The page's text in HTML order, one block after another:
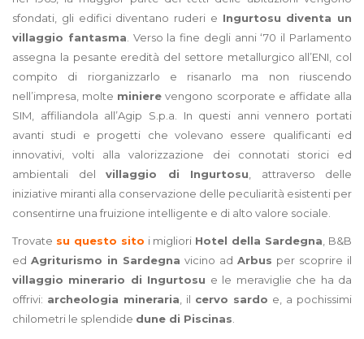
sfondati, gli edifici diventano ruderi e Ingurtosu diventa un
villaggio fantasma . Verso la fine degli anni ‘70 il Parlamento
assegna la pesante eredità del settore metallurgico all’ENI, col
compito di riorganizzarlo e risanarlo ma non riuscendo
nell’impresa, molte miniere vengono scorporate e affidate alla
SIM, affiliandola all’Agip S.p.a. In questi anni vennero portati
avanti studi e progetti che volevano essere qualificanti ed
innovativi, volti alla valorizzazione dei connotati storici ed
ambientali del villaggio di Ingurtosu , attraverso delle
iniziative miranti alla conservazione delle peculiarità esistenti per
consentirne una fruizione intelligente e di alto valore sociale.
Trovate su questo sito i migliori Hotel della Sardegna , B&B
ed Agriturismo in Sardegna vicino ad Arbus per scoprire il
villaggio minerario di Ingurtosu e le meraviglie che ha da
offrivi: archeologia mineraria , il cervo sardo e, a pochissimi
chilometri le splendide dune di Piscinas